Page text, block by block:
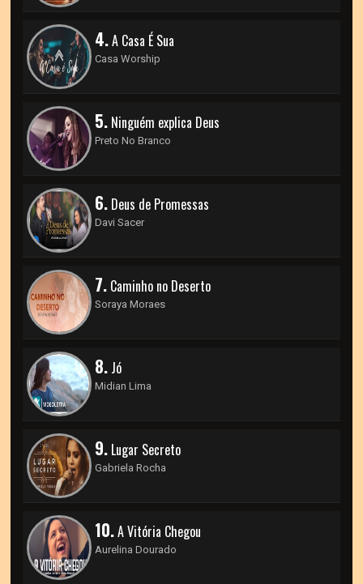
4.A Casa É Sua
Casa Worship
5. Ninguém explica Deus
Preto No Branco
6. Deus de Promessas
Davi Sacer
7. Caminho no Deserto
Soraya Moraes
8. Jó
Midian Lima
9. Lugar Secreto
Gabriela Rocha
10.A Vitória Chegou
Aurelina Dourado